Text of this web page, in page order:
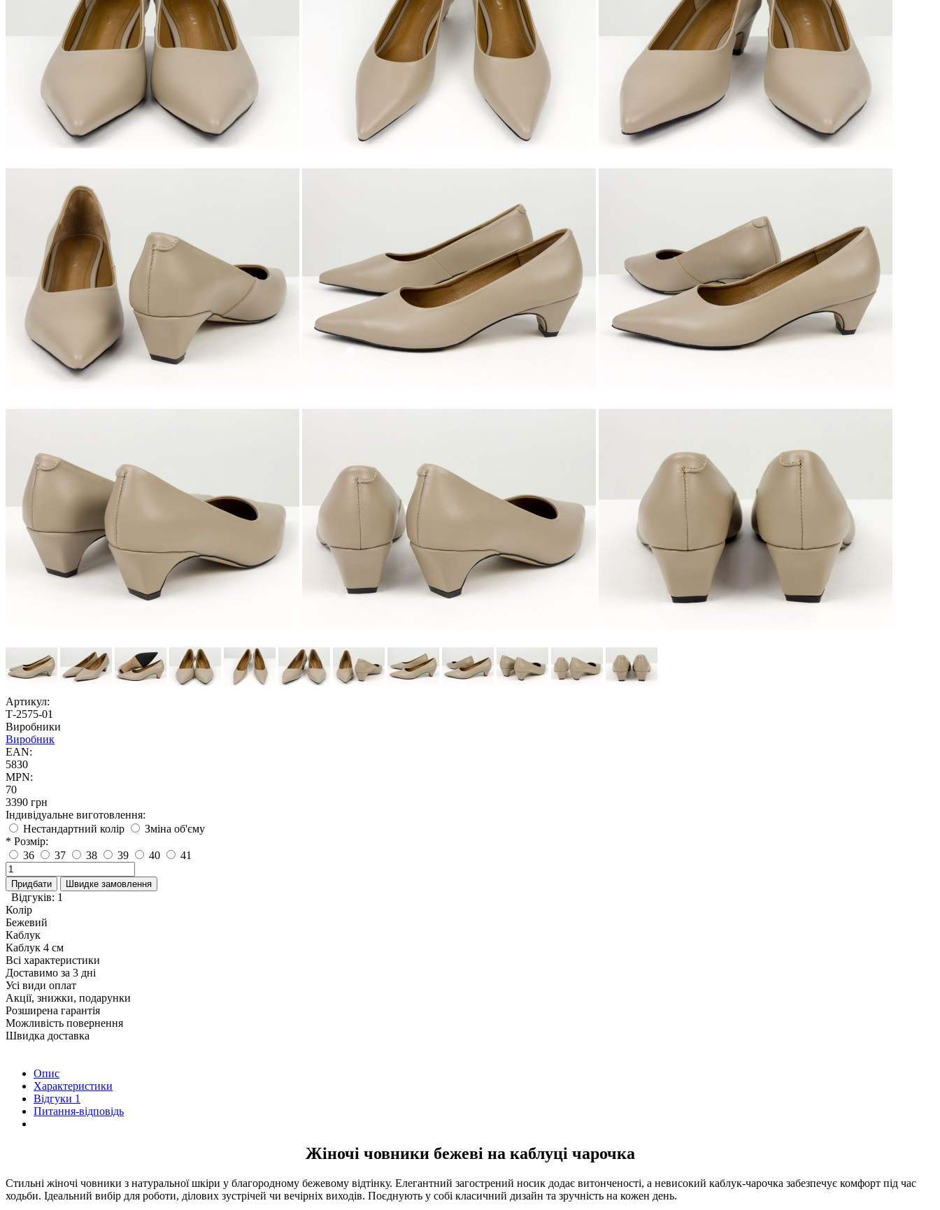
Артикул:
Т-2575-01
Виробники
Виробник
EAN:
5830
MPN:
70
3390 грн
Індивідуальне виготовлення:
Нестандартний колір
Зміна об'єму
* Розмір:
36
37 38 39 40 41
Придбати Швидке замовлення
Відгуків: 1
Колір
Бежевий
Каблук
Каблук 4 см
Всі характеристики
Доставимо за 3 дні
Усі види оплат
Акції, знижки, подарунки
Розширена гарантія
Можливість повернення
Швидка доставка
Опис
Характеристики
Відгуки 1
Питання-відповідь
Жіночі човники бежеві на каблуці чарочка
Стильні жіночі човники з натуральної шкіри у благородному бежевому відтінку. Елегантний загострений носик додає витонченості, а невисокий каблук-чарочка забезпечує комфорт під час
ходьби. Ідеальний вибір для роботи, ділових зустрічей чи вечірніх виходів. Поєднують у собі класичний дизайн та зручність на кожен день.